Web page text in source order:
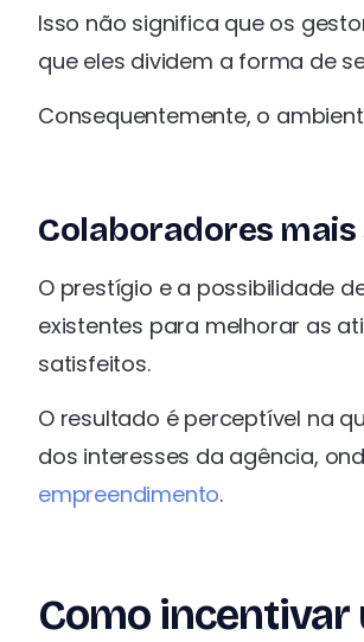
Isso não significa que os
que eles dividem a forma de
Consequentemente, o
Colaboradores
O prestígio e a possibilidade
existentes para melhorar as
satisfeitos.
O resultado é perceptível na
dos interesses da agência,
empreendimento.
Como incentivar